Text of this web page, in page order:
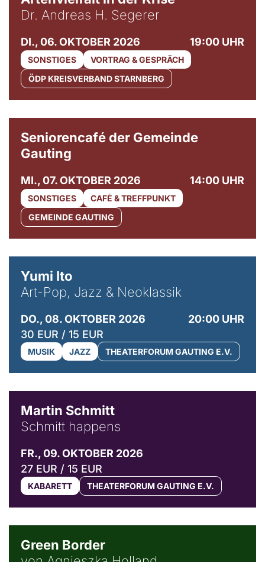
Dr. Andreas H. Segerer
DI., 06. OKTOBER 2026 19:00 UHR
SONSTIGES
VORTRAG & GESPRÄCH
ÖDP KREISVERBAND STARNBERG
Seniorencafé der Gemeinde
Gauting
MI., 07. OKTOBER 2026 14:00 UHR
SONSTIGES
CAFÉ & TREFFPUNKT
GEMEINDE GAUTING
Yumi Ito
Art-Pop, Jazz & Neoklassik
DO., 08. OKTOBER 2026
20:00 UHR
30 EUR / 15 EUR
MUSIK JAZZ THEATERFORUM GAUTING E.V.
Martin Schmitt
Schmitt happens
FR., 09. OKTOBER 2026
27 EUR / 15 EUR
KABARETT THEATERFORUM GAUTING E.V.
Green Border